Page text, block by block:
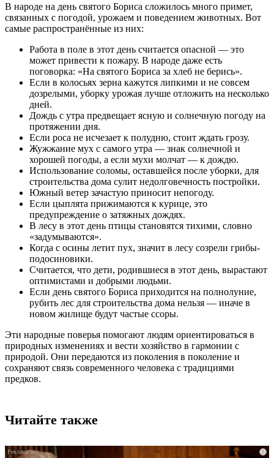
В народе на день святого Бориса сложилось много примет,
связанных с погодой, урожаем и поведением животных. Вот
самые распространённые из них:
Работа в поле в этот день считается опасной — это
может привести к пожару. В народе даже есть
поговорка: «На святого Бориса за хлеб не берись».
Если в колосьях зерна кажутся липкими и не совсем
дозрелыми, уборку урожая лучше отложить на несколько
дней.
Дождь с утра предвещает ясную и солнечную погоду на
протяжении дня.
Если роса не исчезает к полудню, стоит ждать грозу.
Жужжание мух с самого утра — знак солнечной и
хорошей погоды, а если мухи молчат — к дождю.
Использование соломы, оставшейся после уборки, для
строительства дома сулит недолговечность постройки.
Южный ветер зачастую приносит непогоду.
Если цыплята прижимаются к курице, это
предупреждение о затяжных дождях.
В лесу в этот день птицы становятся тихими, словно
«задумываются».
Когда с осины летит пух, значит в лесу созрели грибы-
подосиновики.
Считается, что дети, родившиеся в этот день, вырастают
оптимистами и добрыми людьми.
Если день святого Бориса приходится на полнолуние,
рубить лес для строительства дома нельзя — иначе в
новом жилище будут частые ссоры.
Эти народные поверья помогают людям ориентироваться в
природных изменениях и вести хозяйство в гармонии с
природой. Они передаются из поколения в поколение и
сохраняют связь современного человека с традициями
предков.
Читайте также
i